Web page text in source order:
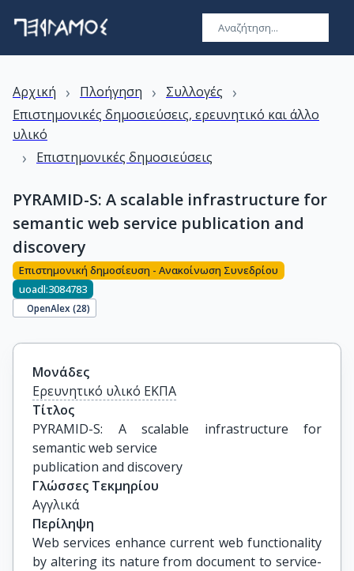
Αρχική › Πλοήγηση › Συλλογές ›
Επιστημονικές δημοσιεύσεις, ερευνητικό και άλλο
υλικό
› Επιστημονικές δημοσιεύσεις
PYRAMID-S: A scalable infrastructure for
semantic web service publication and
discovery
Επιστημονική δημοσίευση - Ανακοίνωση Συνεδρίου
uoadl:3084783
OpenAlex (28)
Μονάδες
Ερευνητικό υλικό ΕΚΠΑ
Τίτλος
PYRAMID-S: A scalable infrastructure for
semantic web service
publication and discovery
Γλώσσες Τεκμηρίου
Αγγλικά
Περίληψη
Web services enhance current web functionality
by altering its nature from document to service-